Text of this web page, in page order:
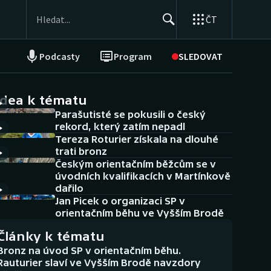
ČT
Podcasty Program SLEDOVAT
NEPŘEHLÉDNĚTE
Historické návraty
Aplikace ČT sport
AZ kvíz
k tématu
Parašutisté se pokusili o český
rekord, který zatím nepadl
Tereza Roturier získala na dlouhé
trati bronz
Českým orientačním běžcům se v
úvodních kvalifikacích v Martínkově
dařilo
Jan Picek o organizaci SP v
orientačním běhu ve Vyšším Brodě
k tématu
na úvod SP v orientačním běhu.
slaví ve Vyšším Brodě navzdory